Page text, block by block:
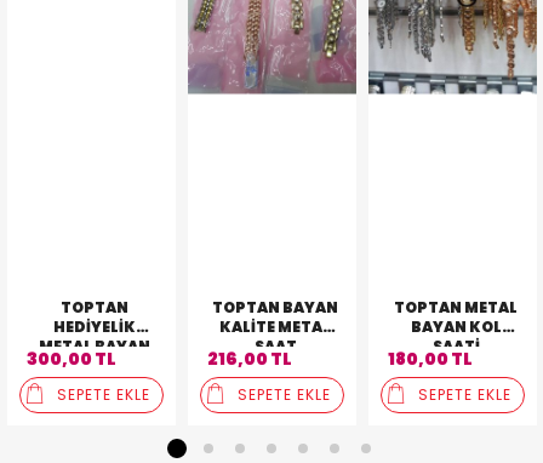
TOPTAN
HEDIYELIK
METAL BAYAN
3'LÜ KOMBIN
SAAT
300,00 TL
SEPETE EKLE
TOPTAN BAYAN
KALITE METAL
SAAT
216,00 TL
SEPETE EKLE
TOPTAN METAL
BAYAN KOL
SAATI
180,00 TL
SEPETE EKLE
2 3 4 5 6 7